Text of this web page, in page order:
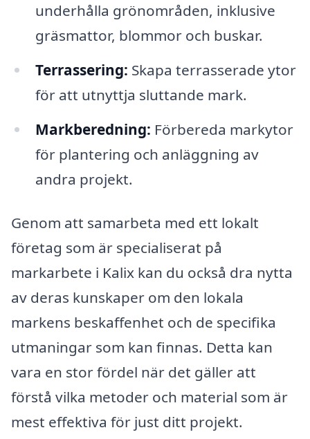
underhålla grönområden, inklusive
gräsmattor, blommor och buskar.
Terrassering: Skapa terrasserade ytor
för att utnyttja sluttande mark.
Markberedning: Förbereda markytor
för plantering och anläggning av
andra projekt.
Genom att samarbeta med ett lokalt
företag som är specialiserat på
markarbete i Kalix kan du också dra nytta
av deras kunskaper om den lokala
markens beskaffenhet och de specifika
utmaningar som kan finnas. Detta kan
vara en stor fördel när det gäller att
förstå vilka metoder och material som är
mest effektiva för just ditt projekt.